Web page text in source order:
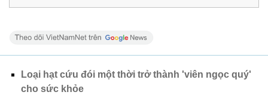
Loại hạt cứu đói một thời trở thành 'viên ngọc quý'
cho sức khỏe